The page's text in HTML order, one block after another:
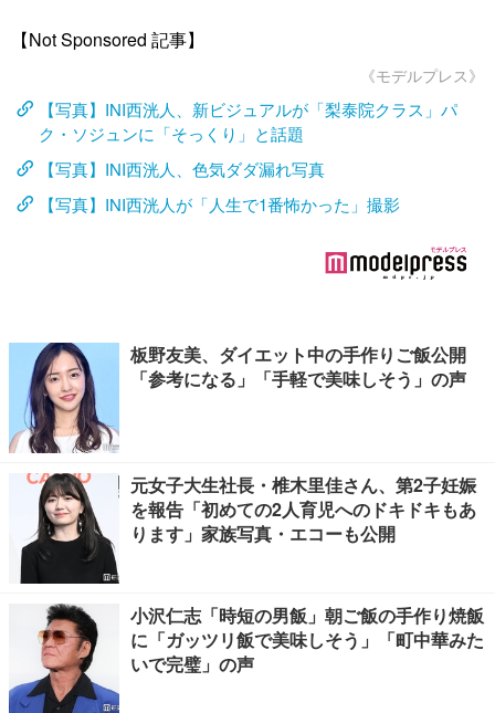
【Not Sponsored 記事】
《モデルプレス》
【写真】INI西洸人、新ビジュアルが「梨泰院クラス」パ
ク・ソジュンに「そっくり」と話題
【写真】INI西洸人、色気ダダ漏れ写真
【写真】INI西洸人が「人生で1番怖かった」撮影
板野友美、ダイエット中の手作りご飯公開
「参考になる」「手軽で美味しそう」の声
元女子大生社長・椎木里佳さん、第2子妊娠
を報告「初めての2人育児へのドキドキもあ
ります」家族写真・エコーも公開
小沢仁志「時短の男飯」朝ご飯の手作り焼飯
に「ガッツリ飯で美味しそう」「町中華みた
いで完璧」の声